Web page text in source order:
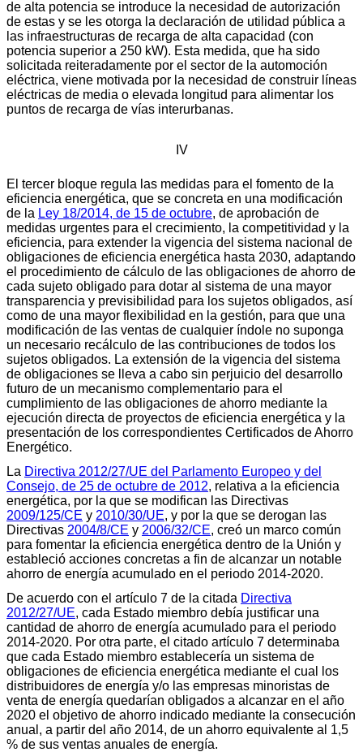
de alta potencia se introduce la necesidad de autorización
de estas y se les otorga la declaración de utilidad pública a
las infraestructuras de recarga de alta capacidad (con
potencia superior a 250 kW). Esta medida, que ha sido
solicitada reiteradamente por el sector de la automoción
eléctrica, viene motivada por la necesidad de construir líneas
eléctricas de media o elevada longitud para alimentar los
puntos de recarga de vías interurbanas.
IV
El tercer bloque regula las medidas para el fomento de la
eficiencia energética, que se concreta en una modificación
de la Ley 18/2014, de 15 de octubre, de aprobación de
medidas urgentes para el crecimiento, la competitividad y la
eficiencia, para extender la vigencia del sistema nacional de
obligaciones de eficiencia energética hasta 2030, adaptando
el procedimiento de cálculo de las obligaciones de ahorro de
cada sujeto obligado para dotar al sistema de una mayor
transparencia y previsibilidad para los sujetos obligados, así
como de una mayor flexibilidad en la gestión, para que una
modificación de las ventas de cualquier índole no suponga
un necesario recálculo de las contribuciones de todos los
sujetos obligados. La extensión de la vigencia del sistema
de obligaciones se lleva a cabo sin perjuicio del desarrollo
futuro de un mecanismo complementario para el
cumplimiento de las obligaciones de ahorro mediante la
ejecución directa de proyectos de eficiencia energética y la
presentación de los correspondientes Certificados de Ahorro
Energético.
La Directiva 2012/27/UE del Parlamento Europeo y del
Consejo, de 25 de octubre de 2012, relativa a la eficiencia
energética, por la que se modifican las Directivas
2009/125/CE y 2010/30/UE, y por la que se derogan las
Directivas 2004/8/CE y 2006/32/CE, creó un marco común
para fomentar la eficiencia energética dentro de la Unión y
estableció acciones concretas a fin de alcanzar un notable
ahorro de energía acumulado en el periodo 2014-2020.
De acuerdo con el artículo 7 de la citada Directiva
2012/27/UE, cada Estado miembro debía justificar una
cantidad de ahorro de energía acumulado para el periodo
2014-2020. Por otra parte, el citado artículo 7 determinaba
que cada Estado miembro establecería un sistema de
obligaciones de eficiencia energética mediante el cual los
distribuidores de energía y/o las empresas minoristas de
venta de energía quedarían obligados a alcanzar en el año
2020 el objetivo de ahorro indicado mediante la consecución
anual, a partir del año 2014, de un ahorro equivalente al 1,5
% de sus ventas anuales de energía.